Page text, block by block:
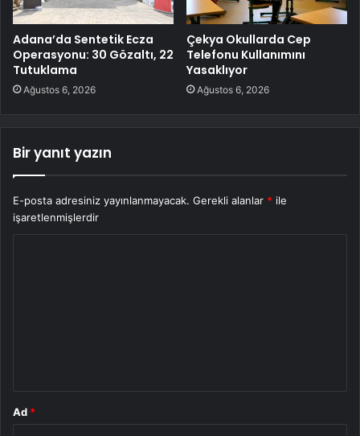
Adana’da Sentetik Ecza
Operasyonu: 30 Gözaltı, 22
Tutuklama
Ağustos 6, 2026
Çekya Okullarda Cep
Telefonu Kullanımını
Yasaklıyor
Ağustos 6, 2026
Bir yanıt yazın
E-posta adresiniz yayınlanmayacak. Gerekli alanlar * ile
işaretlenmişlerdir
Ad *